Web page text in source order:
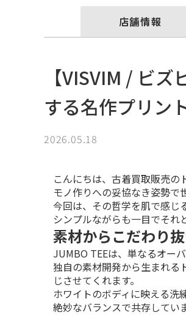
店舗情報
【VISVIM / ビ
する名作プリン
2026.05.18
こんにちは、古着買取販売の
モノ作りへの妥協なき姿勢で
今回は、その哲学を肌で感じ
シンプルながらも一目でそれ
素材からこだわり
JUMBO TEEは、単なるオー
独自の素材開発から生まれる
じさせてくれます。
ホワイトのボディに映える洗
絶妙なバランスで共存してい